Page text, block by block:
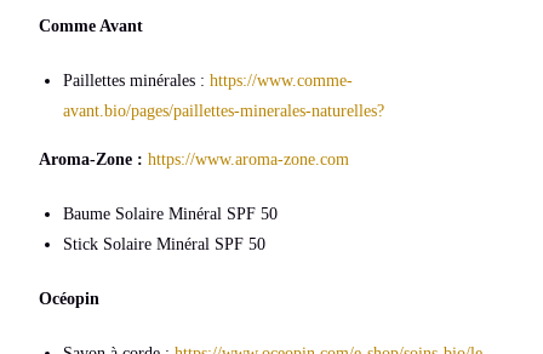
Comme Avant
Paillettes minérales :https://www.comme-
avant.bio/pages/paillettes-minerales-naturelles?
Aroma-Zone : https://www.aroma-zone.com
Baume Solaire Minéral SPF 50
Stick Solaire Minéral SPF 50
Océopin